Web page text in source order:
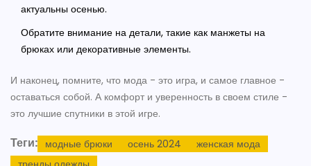
актуальны осенью.
Обратите внимание на детали, такие как манжеты на
брюках или декоративные элементы.
И наконец, помните, что мода - это игра, и самое главное -
оставаться собой. А комфорт и уверенность в своем стиле -
это лучшие спутники в этой игре.
Теги: модные брюки осень 2024
женская мода